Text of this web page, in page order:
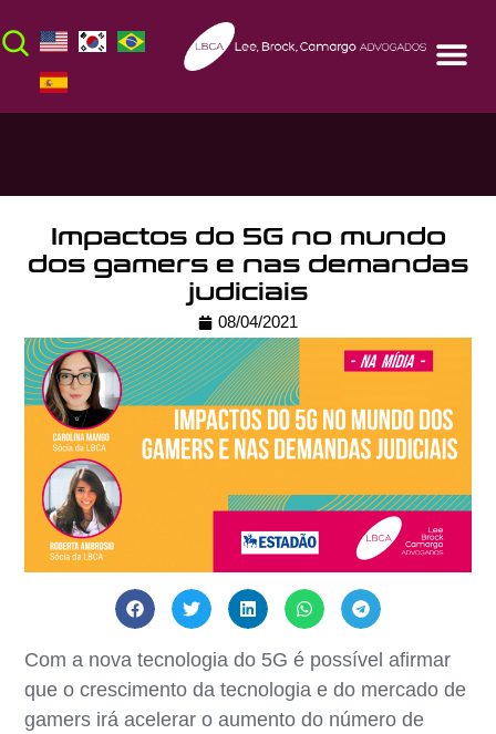
Impactos do 5G no mundo
dos gamers e nas demandas
judiciais
08/04/2021
Com a nova tecnologia do 5G é possível afirmar
que o crescimento da tecnologia e do mercado de
gamers irá acelerar o aumento do número de